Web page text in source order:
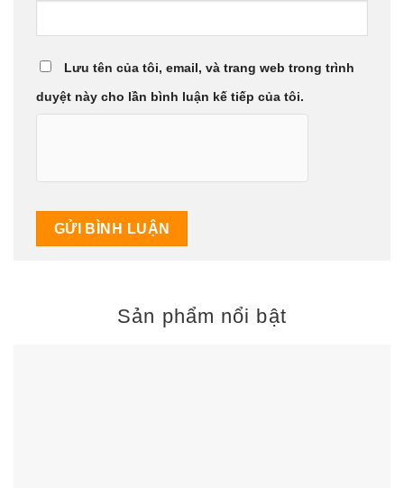
Lưu tên của tôi, email, và trang web trong trình
duyệt này cho lần bình luận kế tiếp của tôi.
Sản phẩm nổi bật